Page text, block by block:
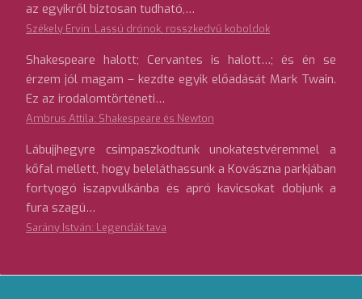
az egyikről biztosan tudható,…
Székely Ervin: Lassú drónok, rosszkedvű koboldok
Shakespeare halott; Cervantes is halott…; és én se
érzem jól magam – kezdte egyik előadását Mark Twain.
Ez az irodalomtörténeti…
Ambrus Attila: Shakespeare és Newton
Lábujjhegyre csimpaszkodtunk unokatestvéremmel a
kőfal mellett, hogy beleláthassunk a Kovászna parkjában
fortyogó iszapvulkánba és apró kavicsokat dobjunk a
fura szagú…
Sarány István: Legendák tava